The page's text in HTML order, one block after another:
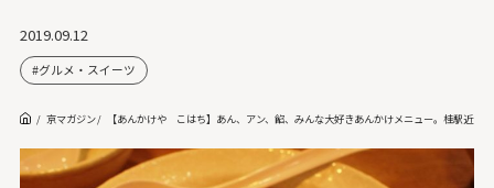
2019.09.12
グルメ・スイーツ
京マガジン 【あんかけや こはち】あん、アン、餡、みんな大好きあんかけメニュー。桂駅近く